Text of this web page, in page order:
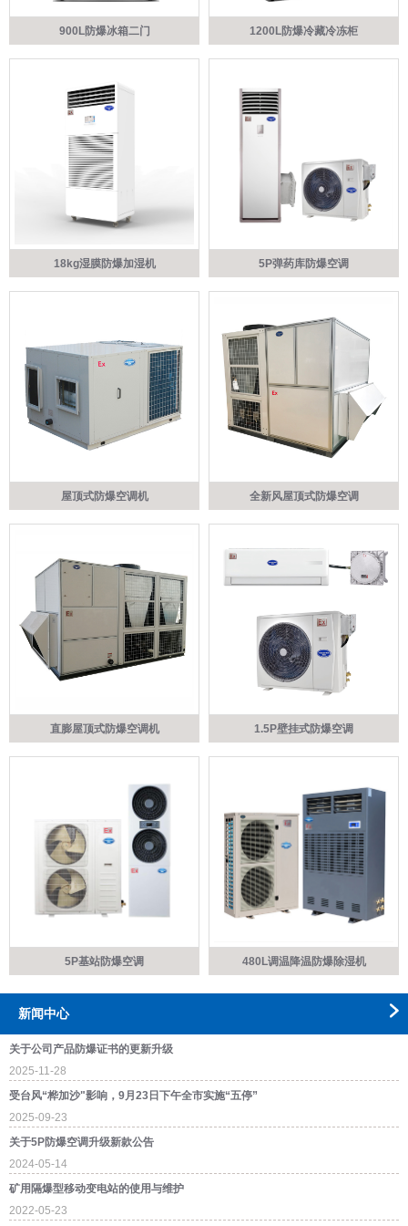
900L防爆冰箱二门 1200L防爆冷藏冷冻柜
18kg湿膜防爆加湿机 5P弹药库防爆空调
屋顶式防爆空调机 全新风屋顶式防爆空调
直膨屋顶式防爆空调机 1.5P壁挂式防爆空调
5P基站防爆空调 480L调温降温防爆除湿机
新闻中心
关于公司产品防爆证书的更新升级
2025-11-28
受台风“桦加沙"影响，9月23日下午全市实施“五停”
2025-09-23
关于5P防爆空调升级新款公告
2024-05-14
矿用隔爆型移动变电站的使用与维护
2022-05-23